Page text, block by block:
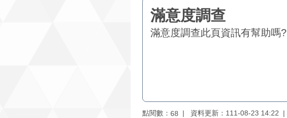
滿意度調查此頁資訊有幫助嗎?
點閱數： 68 資料更新：111-08-23 14:22